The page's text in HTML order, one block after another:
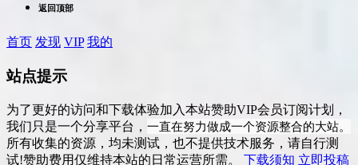
返回顶部
首页 发现 VIP 我的
站点提示
为了更好的访问和下载体验加入本站赞助VIP会员订阅计划，
我们只是一个分享平台， 一直在努力做成一个资源整合的大站。
所有收集的资源，均未测试，也不提供技术服务，请自行测
试!赞助费用仅维持本站的日常运营所需。 下载须知 立即投稿